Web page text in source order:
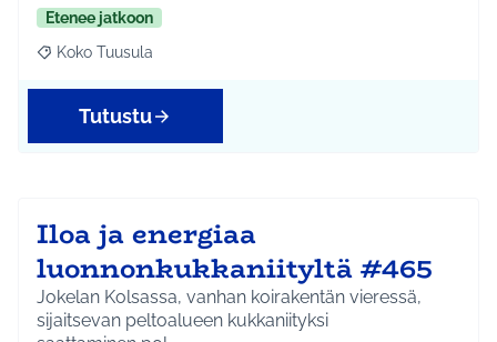
Etenee jatkoon
Rajaa tulokset aihepiirin mukaan: Koko Tuusula
Koko Tuusula
Tutustu
Iloa ja energiaa
luonnonkukkaniityltä #465
Jokelan Kolsassa, vanhan koirakentän vieressä,
sijaitsevan peltoalueen kukkaniityksi